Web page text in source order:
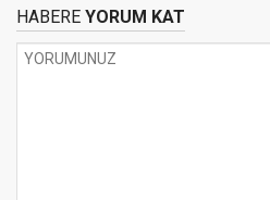
HABERE YORUM KAT